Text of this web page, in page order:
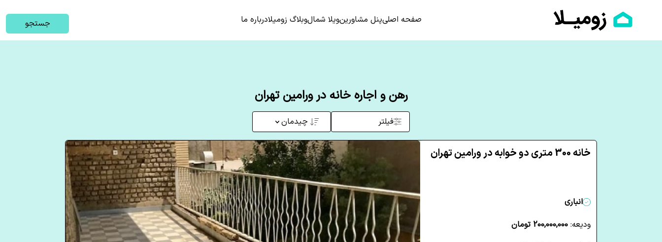
صفحه اصلیپنل مشاورینویلا شمالوبلاگ زومیلادرباره ما جستجو
رهن و اجاره خانه در ورامین تهران
فیلتر چیدمان
خانه 300 متری دو خوابه در ورامین تهران
انباری
ودیعه: 200,000,000 تومان